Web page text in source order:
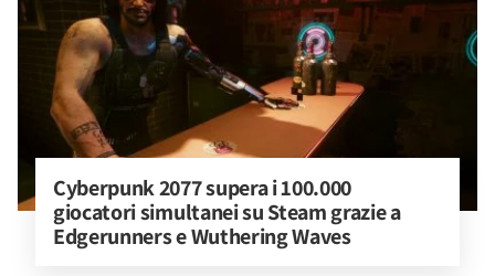
Cyberpunk 2077 supera i 100.000
giocatori simultanei su Steam grazie a
Edgerunners e Wuthering Waves